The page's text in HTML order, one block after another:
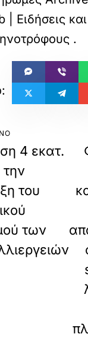
Ειδήσεις
.
4 εκατ.
του
των